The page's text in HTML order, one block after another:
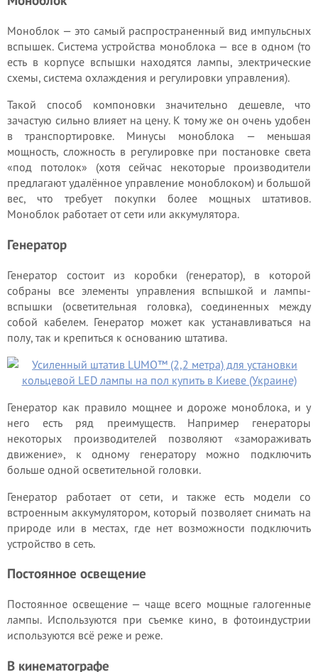
Моноблок — это самый распространенный вид импульсных
вспышек. Система устройства моноблока — все в одном (то
есть в корпусе вспышки находятся лампы, электрические
схемы, система охлаждения и регулировки управления).
Такой способ компоновки значительно дешевле, что
зачастую сильно влияет на цену. К тому же он очень удобен
в транспортировке. Минусы моноблока — меньшая
мощность, сложность в регулировке при постановке света
«под потолок» (хотя сейчас некоторые производители
предлагают удалённое управление моноблоком) и большой
вес, что требует покупки более мощных штативов.
Моноблок работает от сети или аккумулятора.
Генератор
Генератор состоит из коробки (генератор), в которой
собраны все элементы управления вспышкой и лампы-
вспышки (осветительная головка), соединенных между
собой кабелем. Генератор может как устанавливаться на
полу, так и крепиться к основанию штатива.
Генератор как правило мощнее и дороже моноблока, и у
него есть ряд преимуществ. Например генераторы
некоторых производителей позволяют «замораживать
движение», к одному генератору можно подключить
больше одной осветительной головки.
Генератор работает от сети, и также есть модели со
встроенным аккумулятором, который позволяет снимать на
природе или в местах, где нет возможности подключить
устройство в сеть.
Постоянное освещение
Постоянное освещение — чаще всего мощные галогенные
лампы. Используются при съемке кино, в фотоиндустрии
используются всё реже и реже.
В кинематографе